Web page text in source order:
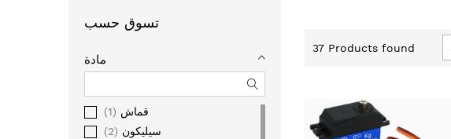
37 Products found
تسوق حسب
مادة
قماش
1
سيليكون
2